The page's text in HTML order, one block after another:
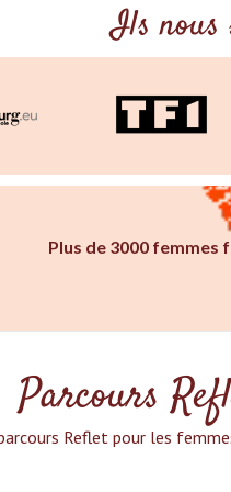
Ils nous
Plus de 3000 femmes
Parcours
Reflet pour les